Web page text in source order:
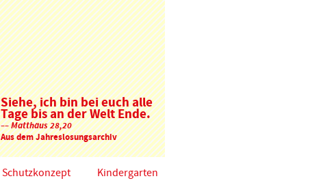
Siehe, ich bin bei euch alle
Tage bis an der Welt Ende.
–– Matthäus 28,20
Aus dem Jahreslosungsarchiv
Schutzkonzept Kindergarten